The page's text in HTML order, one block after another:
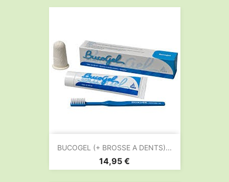
BUCOGEL (+ BROSSE A DENTS)...
Prix
14,95 €